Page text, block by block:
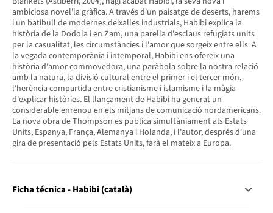
ambiciosa novel'la gràfica. A través d'un paisatge de deserts, harems
i un batibull de modernes deixalles industrials, Habibi explica la
història de la Dodola i en Zam, una parella d'esclaus refugiats units
per la casualitat, les circumstàncies i l'amor que sorgeix entre ells. A
la vegada contemporània i intemporal, Habibi ens ofereix una
història d'amor commovedora, una paràbola sobre la nostra relació
amb la natura, la divisió cultural entre el primer i el tercer món,
l'herència compartida entre cristianisme i islamisme i la màgia
d'explicar històries. El llançament de Habibi ha generat un
considerable enrenou en els mitjans de comunicació nordamericans.
La nova obra de Thompson es publica simultàniament als Estats
Units, Espanya, França, Alemanya i Holanda, i l'autor, després d'una
gira de presentació pels Estats Units, farà el mateix a Europa.
Ficha técnica - Habibi (català)